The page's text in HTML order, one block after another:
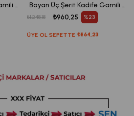
Bayan Üç Şerit Kadife Garnili Tunik Eşofman Takım Bayan Üç Şerit Kadife Garnili Tunik Eşofman Takım
ÜYE OL SEPETTE ₺864,23
₺960,25
₺1.248,18 %23